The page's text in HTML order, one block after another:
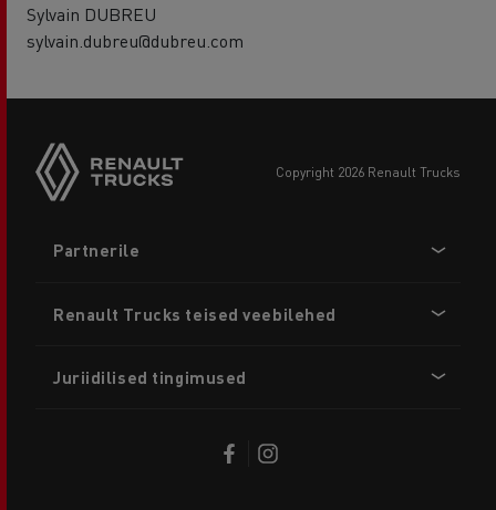
Sylvain DUBREU
sylvain.dubreu@dubreu.com
copyright 2026 Renault Trucks
menu
Partnerile
Renault Trucks teised veebilehed
Juriidilised tingimused